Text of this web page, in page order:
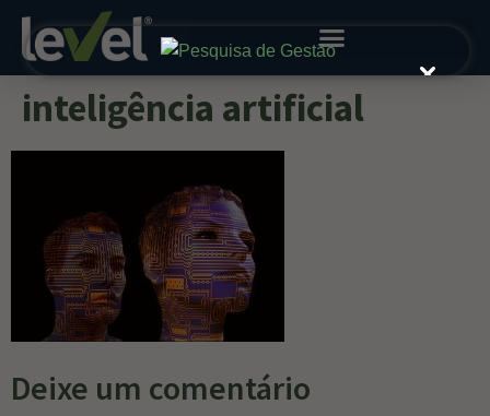
inteligência artificial
Deixe um comentário